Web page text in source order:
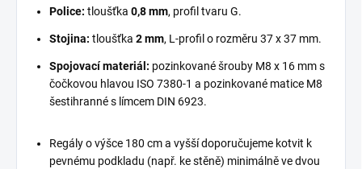
Police: tloušťka 0,8 mm, profil tvaru G.
Stojina: tloušťka 2 mm, L-profil o rozměru 37 x 37 mm.
Spojovací materiál: pozinkované šrouby M8 x 16 mm s
čočkovou hlavou ISO 7380-1 a pozinkované matice M8
šestihranné s límcem DIN 6923.
Regály o výšce 180 cm a vyšší doporučujeme kotvit k
pevnému podkladu (např. ke stěně) minimálně ve dvou